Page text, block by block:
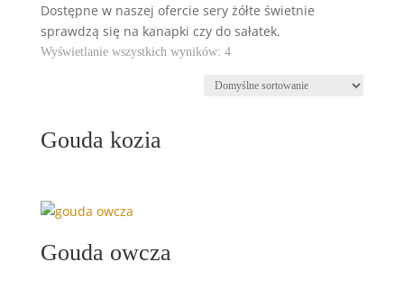
Dostępne w naszej ofercie sery żółte świetnie
sprawdzą się na kanapki czy do sałatek.
Wyświetlanie wszystkich wyników: 4
Gouda kozia
Gouda owcza